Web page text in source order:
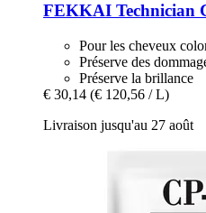
FEKKAI Technician
Pour les cheveux
Préserve des
Préserve la brillance
€ 30,14 (€ 120,56 / L)
Livraison jusqu'au 27 août